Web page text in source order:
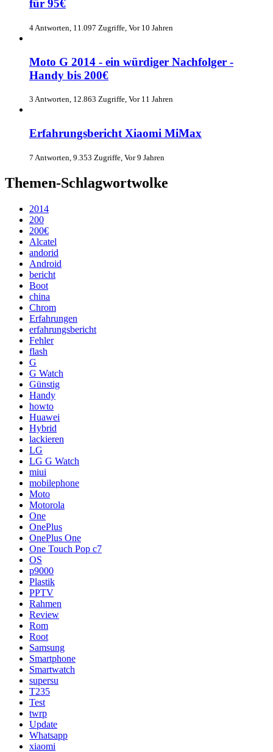
für 95€
4 Antworten, 11.097 Zugriffe, Vor 10 Jahren
Moto G 2014 - ein würdiger Nachfolger -
Handy bis 200€
3 Antworten, 12.863 Zugriffe, Vor 11 Jahren
Erfahrungsbericht Xiaomi MiMax
7 Antworten, 9.353 Zugriffe, Vor 9 Jahren
Themen-Schlagwortwolke
2014
200
200€
Alcatel
andorid
Android
bericht
Boot
china
Chrom
Erfahrungen
erfahrungsbericht
Fehler
flash
G
G Watch
Günstig
Handy
howto
Huawei
Hybrid
lackieren
LG
LG G Watch
miui
mobilephone
Moto
Motorola
One
OnePlus
OnePlus One
One Touch Pop c7
OS
p9000
Plastik
PPTV
Rahmen
Review
Rom
Root
Samsung
Smartphone
Smartwatch
supersu
T235
Test
twrp
Update
Whatsapp
xiaomi